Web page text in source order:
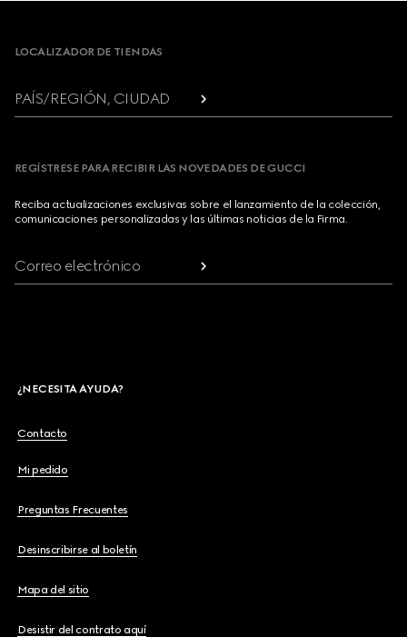
LOCALIZADOR DE TIENDAS
PAÍS/REGIÓN, CIUDAD
REGÍSTRESE PARA RECIBIR LAS NOVEDADES DE GUCCI
Reciba actualizaciones exclusivas sobre el lanzamiento de la colección,
comunicaciones personalizadas y las últimas noticias de la Firma.
Correo electrónico
¿NECESITA AYUDA?
Contacto
Mi pedido
Preguntas Frecuentes
Desinscribirse al boletín
Mapa del sitio
Desistir del contrato aquí